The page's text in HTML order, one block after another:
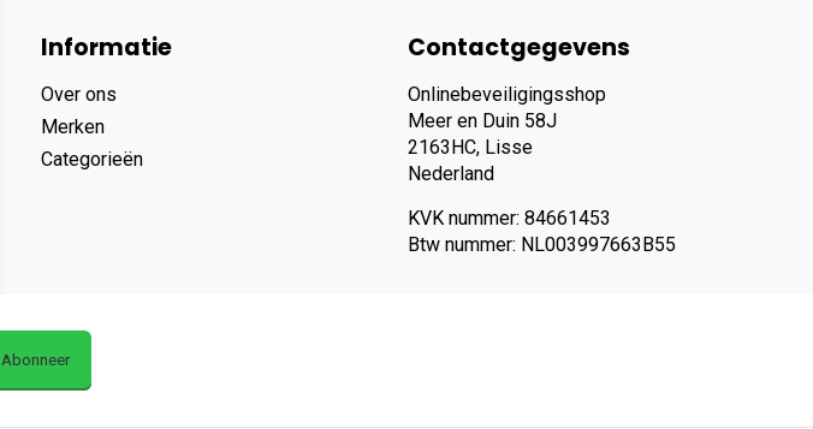
Informatie
Over ons
Merken
Categorieën
Contactgegevens
Onlinebeveiligingsshop
Meer en Duin 58J
2163HC, Lisse
Nederland
KVK nummer: 84661453
Btw nummer: NL003997663B55
Abonneer